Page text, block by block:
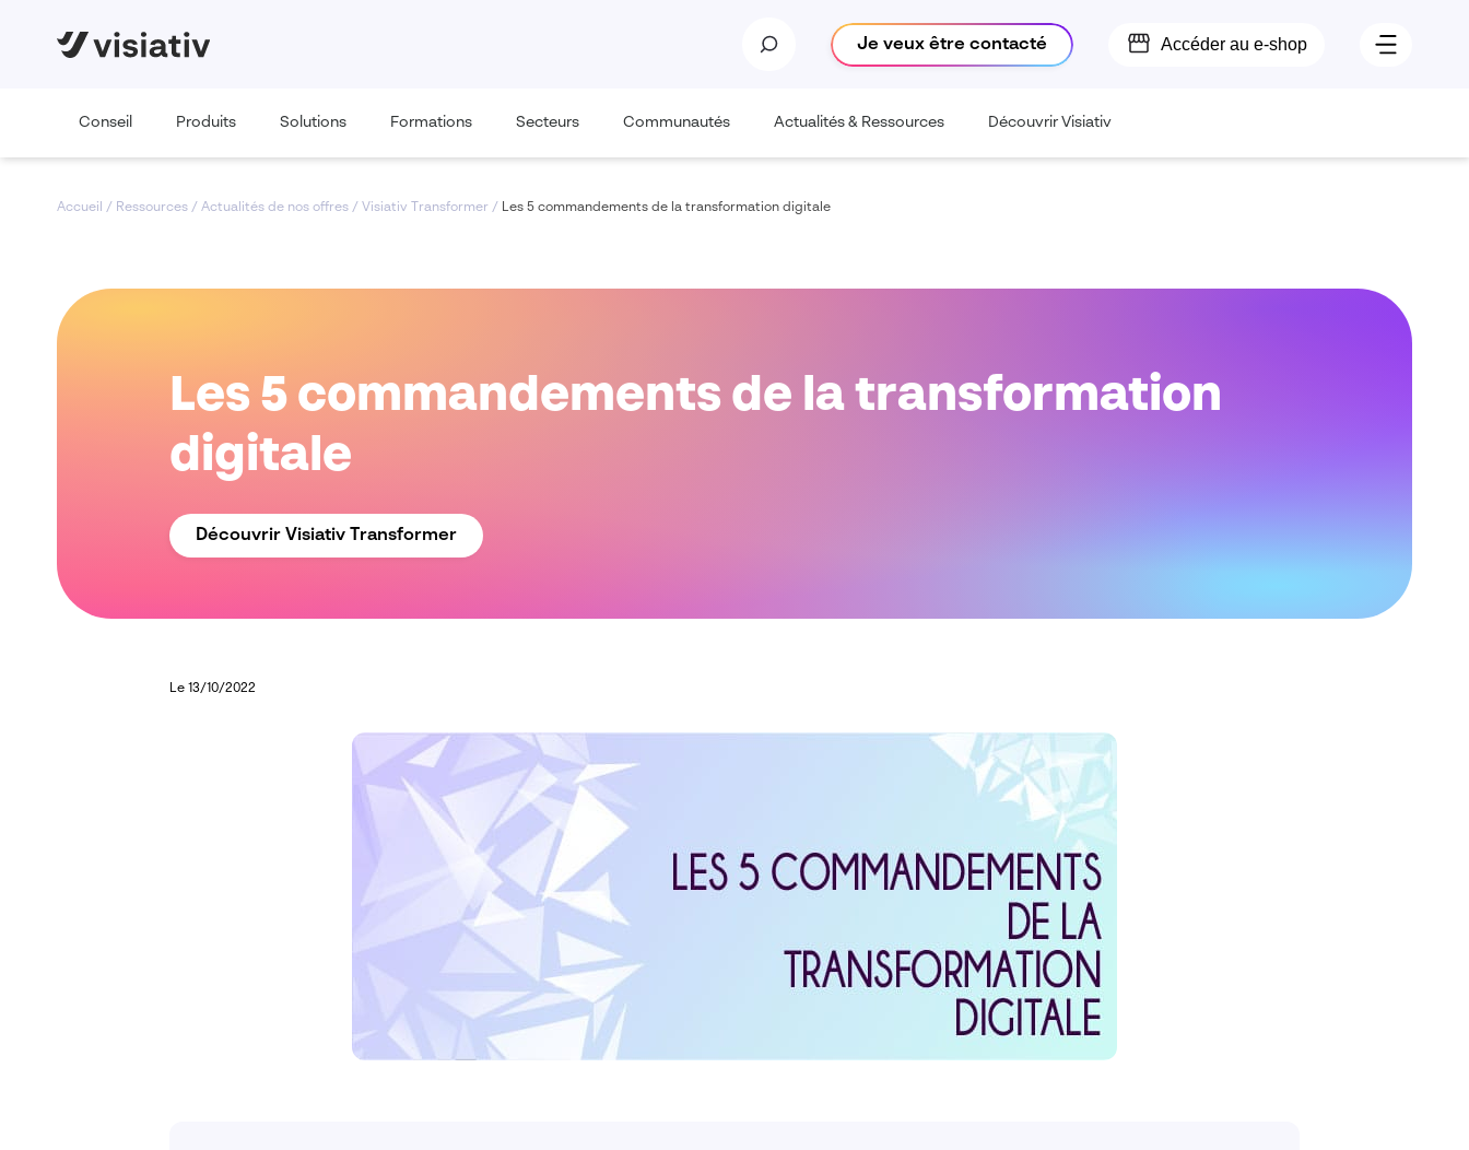
Je veux être contacté Accéder au e-shop
Conseil Produits Solutions Formations Secteurs Communautés Actualités & Ressources Découvrir Visiativ
Accueil / Ressources / Actualités de nos offres / Visiativ Transformer / Les 5 commandements de la transformation digitale
Les 5 commandements de la transformation
digitale
Découvrir Visiativ Transformer
Le 13/10/2022